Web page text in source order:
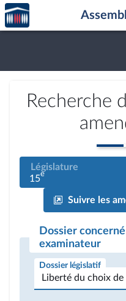
Aller au contenu
Aller en bas de la page
Accèder
à la
page
Recherche
Législature
15e
Suivre les
Dossier
examinateur
Dossier législatif